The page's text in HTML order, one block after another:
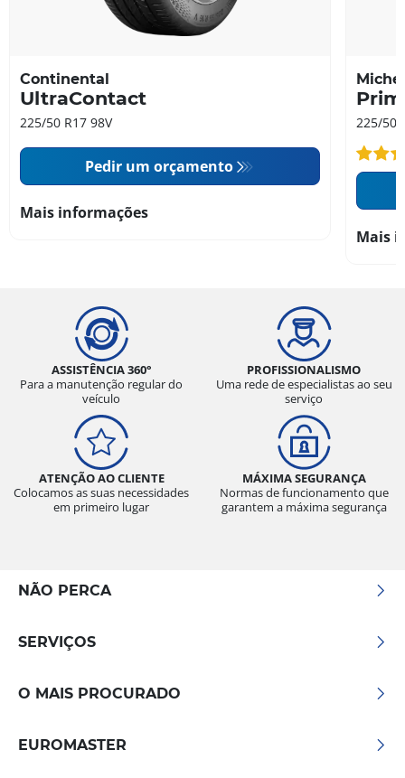
Continental
UltraContact
225/50 R17 98V
Pedir um orçamento
Mais informações
225/50
Mais
ASSISTÊNCIA 360°
Para a manutenção regular do
veículo
PROFISSIONALISMO
Uma rede de especialistas ao seu
serviço
ATENÇÃO AO CLIENTE
Colocamos as suas necessidades
em primeiro lugar
MÁXIMA SEGURANÇA
Normas de funcionamento que
garantem a máxima segurança
NÃO PERCA
SERVIÇOS
O MAIS PROCURADO
EUROMASTER